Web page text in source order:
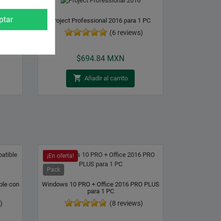
Project Professional 2016 para 1 PC
(6 reviews)
$694.84 MXN
 Añadir al carrito
con
¡En oferta!
Pack
Windows 10 PRO + Office 2016 PRO PLUS
para 1 PC
(8 reviews)